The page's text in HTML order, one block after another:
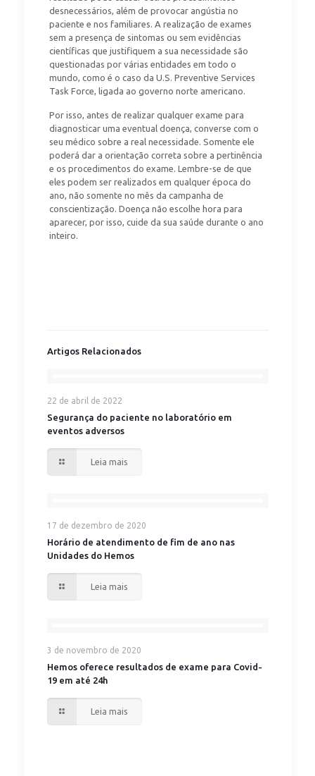
desnecessários, além de provocar angústia no
paciente e nos familiares. A realização de exames
sem a presença de sintomas ou sem evidências
científicas que justifiquem a sua necessidade são
questionadas por várias entidades em todo o
mundo, como é o caso da U.S. Preventive Services
Task Force, ligada ao governo norte americano.
Por isso, antes de realizar qualquer exame para
diagnosticar uma eventual doença, converse com o
seu médico sobre a real necessidade. Somente ele
poderá dar a orientação correta sobre a pertinência
e os procedimentos do exame. Lembre-se de que
eles podem ser realizados em qualquer época do
ano, não somente no mês da campanha de
conscientização. Doença não escolhe hora para
aparecer, por isso, cuide da sua saúde durante o ano
inteiro.
Artigos Relacionados
22 de abril de 2022
Segurança do paciente no laboratório em
eventos adversos
Leia mais
17 de dezembro de 2020
Horário de atendimento de fim de ano nas
Unidades do Hemos
Leia mais
3 de novembro de 2020
Hemos oferece resultados de exame para Covid-
19 em até 24h
Leia mais